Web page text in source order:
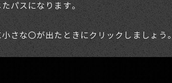
パスになります。
さな〇が出たときにクリックしましょう。